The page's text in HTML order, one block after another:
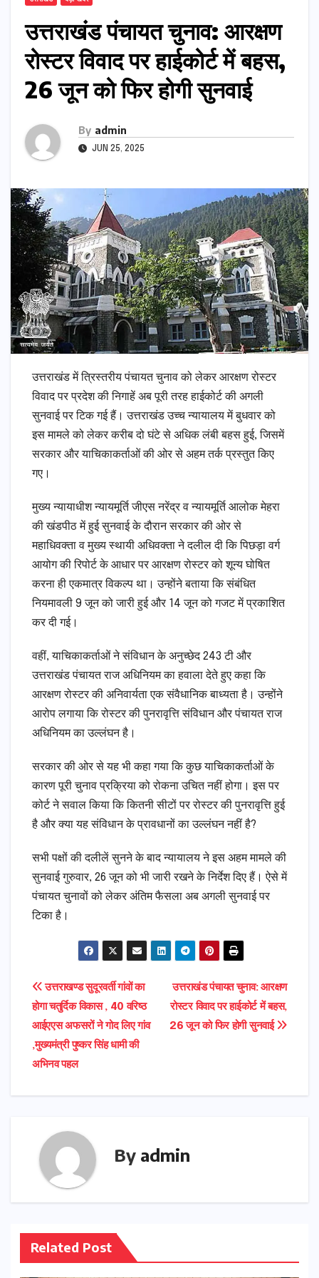
उत्तराखंड पंचायत चुनाव: आरक्षण
रोस्टर विवाद पर हाईकोर्ट में बहस,
26 जून को फिर होगी सुनवाई
By admin
JUN 25, 2025
उत्तराखंड में त्रिस्तरीय पंचायत चुनाव को लेकर आरक्षण रोस्टर
विवाद पर प्रदेश की निगाहें अब पूरी तरह हाईकोर्ट की अगली
सुनवाई पर टिक गई हैं। उत्तराखंड उच्च न्यायालय में बुधवार को
इस मामले को लेकर करीब दो घंटे से अधिक लंबी बहस हुई, जिसमें
सरकार और याचिकाकर्ताओं की ओर से अहम तर्क प्रस्तुत किए
गए।
मुख्य न्यायाधीश न्यायमूर्ति जीएस नरेंद्र व न्यायमूर्ति आलोक मेहरा
की खंडपीठ में हुई सुनवाई के दौरान सरकार की ओर से
महाधिवक्ता व मुख्य स्थायी अधिवक्ता ने दलील दी कि पिछड़ा वर्ग
आयोग की रिपोर्ट के आधार पर आरक्षण रोस्टर को शून्य घोषित
करना ही एकमात्र विकल्प था। उन्होंने बताया कि संबंधित
नियमावली 9 जून को जारी हुई और 14 जून को गजट में प्रकाशित
कर दी गई।
वहीं, याचिकाकर्ताओं ने संविधान के अनुच्छेद 243 टी और
उत्तराखंड पंचायत राज अधिनियम का हवाला देते हुए कहा कि
आरक्षण रोस्टर की अनिवार्यता एक संवैधानिक बाध्यता है। उन्होंने
आरोप लगाया कि रोस्टर की पुनरावृत्ति संविधान और पंचायत राज
अधिनियम का उल्लंघन है।
सरकार की ओर से यह भी कहा गया कि कुछ याचिकाकर्ताओं के
कारण पूरी चुनाव प्रक्रिया को रोकना उचित नहीं होगा। इस पर
कोर्ट ने सवाल किया कि कितनी सीटों पर रोस्टर की पुनरावृत्ति हुई
है और क्या यह संविधान के प्रावधानों का उल्लंघन नहीं है?
सभी पक्षों की दलीलें सुनने के बाद न्यायालय ने इस अहम मामले की
सुनवाई गुरुवार, 26 जून को भी जारी रखने के निर्देश दिए हैं। ऐसे में
पंचायत चुनावों को लेकर अंतिम फैसला अब अगली सुनवाई पर
टिका है।
Post
navigation
उत्तराखंड पंचायत चुनाव: आरक्षण
रोस्टर विवाद पर हाईकोर्ट में बहस,
26 जून को फिर होगी सुनवाई
उत्तराखण्ड सुदूरवर्ती गांवों का
होगा चतुर्दिक विकास , 40 वरिष्ठ
आईएएस अफसरों ने गोद लिए गांव
,मुख्यमंत्री पुष्कर सिंह धामी की
अभिनव पहल
By admin
Related Post